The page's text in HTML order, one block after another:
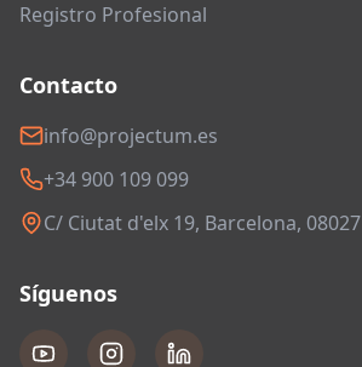
Registro Profesional
Contacto
info@projectum.es
+34 900 109 099
C/ Ciutat d'elx 19, Barcelona, 08027
Síguenos